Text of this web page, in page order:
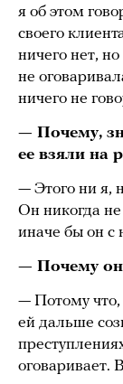
я об этом
своего
ничего нет,
не
ничего не
— Почему,
ее взяли на
— Этого ни я,
Он никогда не
иначе бы он с
— Почему
— Потому
ей дальше
оговаривает.